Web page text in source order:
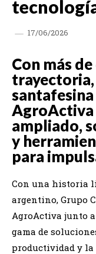
17/06/2026
Con más
trayectoria,
AgroActiva
ampliado,
y
para
Con una historia
argentino, Grupo
AgroActiva junto a
gama de
productividad y la